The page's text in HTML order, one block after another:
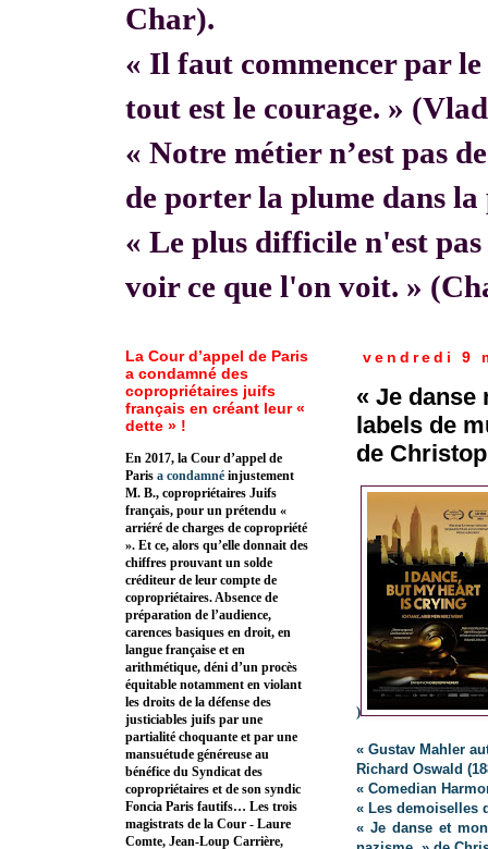
Char).
« Il faut commencer par le
tout est le courage. »
« Notre métier n’est pas
de porter la plume dans
« Le plus difficile n'est
voir ce que l'on voit. »
vendredi 9
« Je
labels de
de
)
« Gustav Mahler
Richard Oswald
« Comedian
« Les demoiselles
« Je danse et
La Cour d’appel de Paris
a condamné des
copropriétaires juifs
français en créant leur «
dette » !
En 2017, la Cour d’appel de
Paris a condamné injustement
M. B., copropriétaires Juifs
français, pour un prétendu «
arriéré de charges de copropriété
». Et ce, alors qu’elle donnait des
chiffres prouvant un solde
créditeur de leur compte de
copropriétaires. Absence de
préparation de l’audience,
carences basiques en droit, en
langue française et en
arithmétique, déni d’un procès
équitable notamment en violant
les droits de la défense des
justiciables juifs par une
partialité choquante et par une
mansuétude généreuse au
bénéfice du Syndicat des
copropriétaires et de son syndic
Foncia Paris fautifs… Les trois
magistrats de la Cour - Laure
Comte, Jean-Loup Carrière,